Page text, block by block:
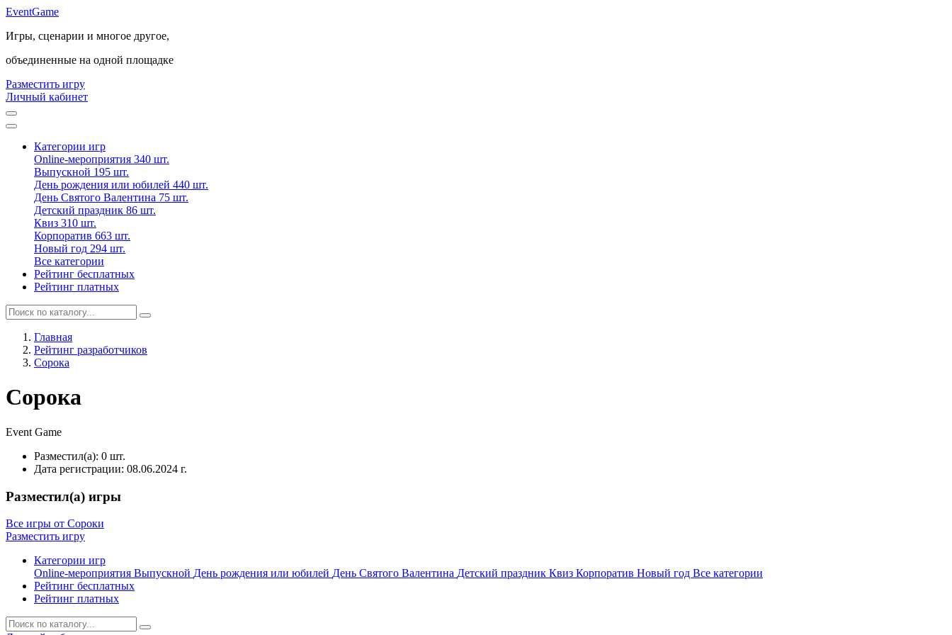
EventGame
Игры, сценарии и многое другое,
объединенные на одной площадке
Разместить игру
Личный кабинет
Категории игр
Online-мероприятия 340 шт.
Выпускной 195 шт.
День рождения или юбилей 440 шт.
День Святого Валентина 75 шт.
Детский праздник 86 шт.
Квиз 310 шт.
Корпоратив 663 шт.
Новый год 294 шт.
Все категории
Рейтинг бесплатных
Рейтинг платных
Главная
Рейтинг разработчиков
Сорока
Сорока
Event Game
Разместил(а): 0 шт.
Дата регистрации: 08.06.2024 г.
Разместил(а) игры
Все игры от Сороки
Разместить игру
Категории игр
Online-мероприятия Выпускной День рождения или юбилей День Святого Валентина Детский праздник Квиз Корпоратив Новый год Все категории
Рейтинг бесплатных
Рейтинг платных